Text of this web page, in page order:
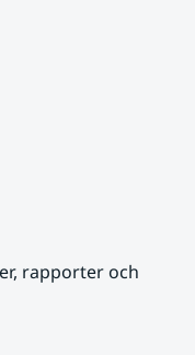
rapporter och